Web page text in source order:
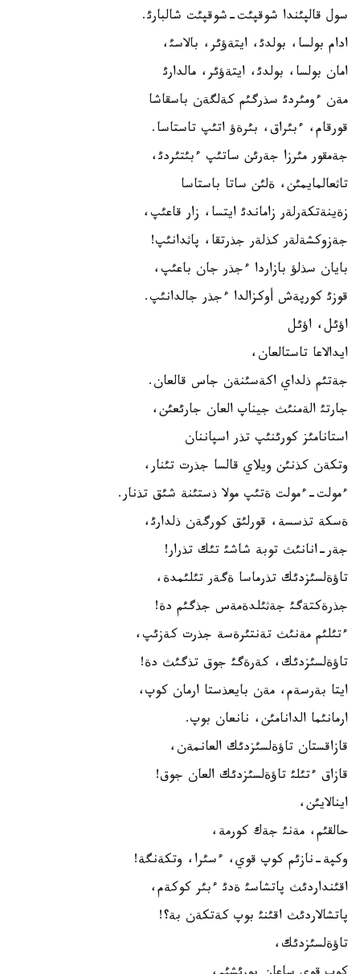
سول قالپئندا شوقپئت-شوقپئت شالبارئ.
ادام بولسا، بولدئ، ايتةؤئر، بالاسئ،
امان بولسا، بولدئ، ايتةؤئر، مالدارئ
مةن ءومئردئ سذرگئم كةلگةن باسقاشا
قورقام، ءبئراق، بئرةؤ اتئپ تاستاسا.
جةمقور مئرزا جةرئن ساتئپ ءبئتئردئ،
تاثعالمايمئن، ةلئن ساتا باستاسا
زةينةتكةرلةر زاماندئ ايتسا، زار قاعئپ،
جةزوكشةلةر كذلةر جذرتقا، پاثدانئپ!
بايان سذلؤ بازاردا ءجذر جان باعئپ،
قوزئ كورپةش أوكزالدا ءجذر جالدانئپ.
اؤئل، اؤئل
ايدالاعا تاستالعان،
جةتئم ذلداي اكةسئنةن جاس قالعان.
جارتئ الةمنئث جيناپ العان جارئعئن،
استانامئز كورئنئپ تذر اسپاننان
وتكةن كذنئن ويلاي قالسا جذرت تئنار،
ءمولت-ءمولت ةتئپ مولا ذستئنة شئق تذنار.
ةسكة تذسسة، قورلئق كورگةن ذلدارئ،
جةر-انانئث توبة شاشئ تئك تذرار!
تاؤةلسئزدئك تذرماسا ةگةر تئلئمدة،
جذرةكتةگئ جةثئلدةمةس جذگئم دة!
ءتئلئم مةنئث تةنتئرةسة جذرت كةزئپ،
تاؤةلسئزدئك، كةرةگئ جوق تذگئث دة!
ايتا بةرسةم، مةن بايعذستا ارمان كوپ،
ارمانئما الدانامئن، نانعان بوپ.
قازاقستان تاؤةلسئزدئك العانمةن،
قازاق ءتئلئ تاؤةلسئزدئك العان جوق!
اينالايئن،
حالقئم، مةنئ جةك كورمة،
وكپة-نازئم كوپ قوي، ءسئرا، وتكةنگة!
اقئنداردئث پاتشاسئ ةدئ ءبئر كوكةم،
پاتشالاردئث اقئنئ بوپ كةتكةن بة؟!
تاؤةلسئزدئك،